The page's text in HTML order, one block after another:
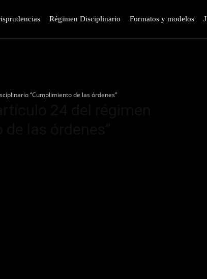
Régimen Disciplinario Formatos y modelos
“Cumplimiento de las órdenes”